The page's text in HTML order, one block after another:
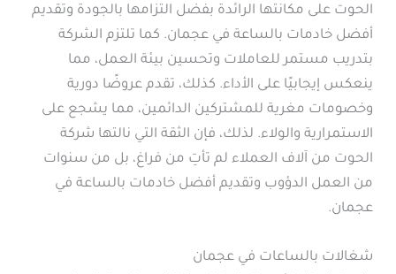
الحوت على مكانتها الرائدة بفضل التزامها بالجودة وتقديم
أفضل خادمات بالساعة في عجمان. كما تلتزم الشركة
بتدريب مستمر للعاملات وتحسين بيئة العمل، مما
ينعكس إيجابيًا على الأداء. كذلك، تقدم عروضًا دورية
وخصومات مغرية للمشتركين الدائمين، مما يشجع على
الاستمرارية والولاء. لذلك، فإن الثقة التي نالتها شركة
الحوت من آلاف العملاء لم تأتِ من فراغ، بل من سنوات
من العمل الدؤوب وتقديم أفضل خادمات بالساعة في
عجمان.
شغالات بالساعات في عجمان